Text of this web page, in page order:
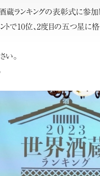
ランキングの表彰式に参加し
トで10位、2度目の五つ星に
い。